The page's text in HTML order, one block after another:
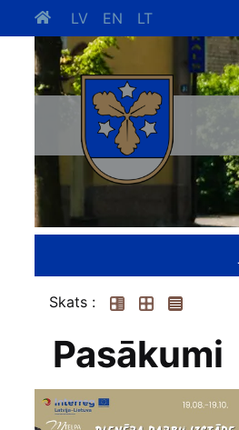
LV EN LT
Skats :
Pasākumi